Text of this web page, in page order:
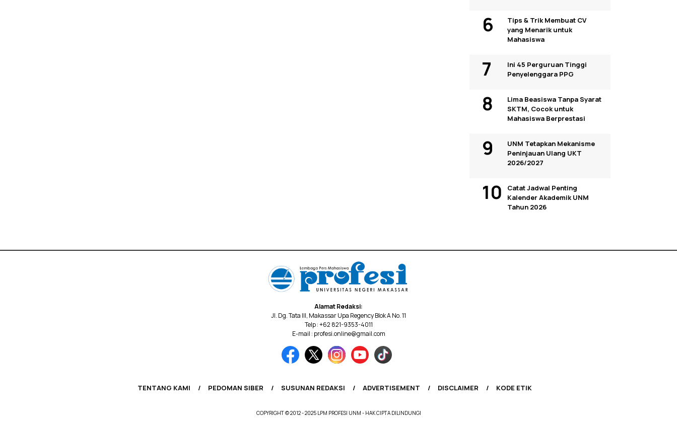
Tips & Trik Membuat CV
yang Menarik untuk
Mahasiswa
Ini 45 Perguruan Tinggi
Penyelenggara PPG
Lima Beasiswa Tanpa Syarat
SKTM, Cocok untuk
Mahasiswa Berprestasi
UNM Tetapkan Mekanisme
Peninjauan Ulang UKT
2026/2027
Catat Jadwal Penting
Kalender Akademik UNM
Tahun 2026
Alamat Redaksi:
Jl. Dg. Tata III, Makassar Upa Regency Blok A No. 11
Telp : +62 821-9353-4011
E-mail : profesi.online@gmail.com
TENTANG KAMI PEDOMAN SIBER SUSUNAN REDAKSI ADVERTISEMENT DISCLAIMER KODE ETIK
COPYRIGHT © 2012 - 2025 LPM PROFESI UNM - HAK CIPTA DILINDUNGI